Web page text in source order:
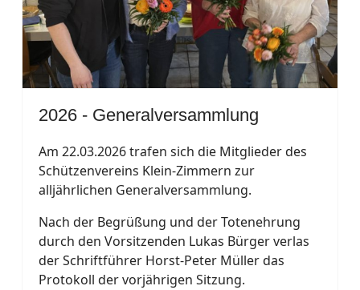
2026 - Generalversammlung
Am 22.03.2026 trafen sich die Mitglieder des
Schützenvereins Klein-Zimmern zur
alljährlichen Generalversammlung.
Nach der Begrüßung und der Totenehrung
durch den Vorsitzenden Lukas Bürger verlas
der Schriftführer Horst-Peter Müller das
Protokoll der vorjährigen Sitzung.